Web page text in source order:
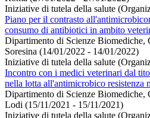
Iniziative di tutela della salute
Piano per il contrasto
consumo di antibiotici in ambito
Dipartimento di Scienze Biomediche,
Soresina (14/01/2022 - 14/01/2022)
Iniziative di tutela della salute
Incontro con i medici veterinari dal
nella lotta all'antimicrobico resistenza
Dipartimento di Scienze Biomediche,
Lodi (15/11/2021 - 15/11/2021)
Iniziative di tutela della salute